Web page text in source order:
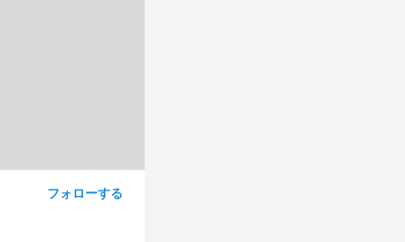
フォローする